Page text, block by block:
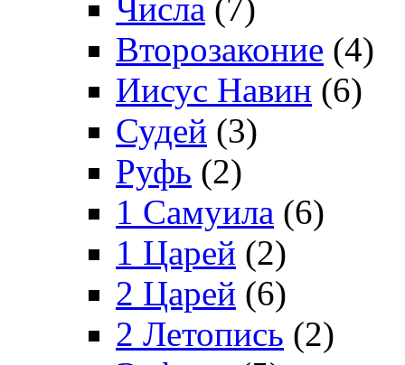
Числа (7)
Второзаконие (4)
Иисус Навин (6)
Судей (3)
Руфь (2)
1 Самуила (6)
1 Царей (2)
2 Царей (6)
2 Летопись (2)